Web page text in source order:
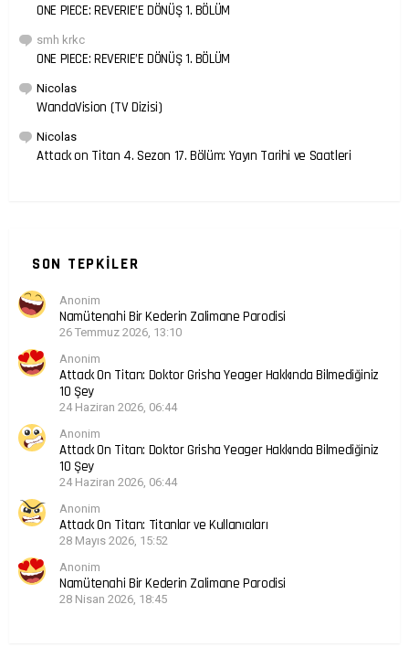
ONE PIECE: REVERIE’E DÖNÜŞ 1. BÖLÜM
smh krkc
ONE PIECE: REVERIE’E DÖNÜŞ 1. BÖLÜM
Nicolas
WandaVision (TV Dizisi)
Nicolas
Attack on Titan 4. Sezon 17. Bölüm: Yayın Tarihi ve Saatleri
SON TEPKILER
Anonim
Namütenahi Bir Kederin Zalimane Parodisi
26 Temmuz 2026, 13:10
Anonim
Attack On Titan: Doktor Grisha Yeager Hakkında Bilmediğiniz
10 Şey
24 Haziran 2026, 06:44
Anonim
Attack On Titan: Doktor Grisha Yeager Hakkında Bilmediğiniz
10 Şey
24 Haziran 2026, 06:44
Anonim
Attack On Titan: Titanlar ve Kullanıcıları
28 Mayıs 2026, 15:52
Anonim
Namütenahi Bir Kederin Zalimane Parodisi
28 Nisan 2026, 18:45